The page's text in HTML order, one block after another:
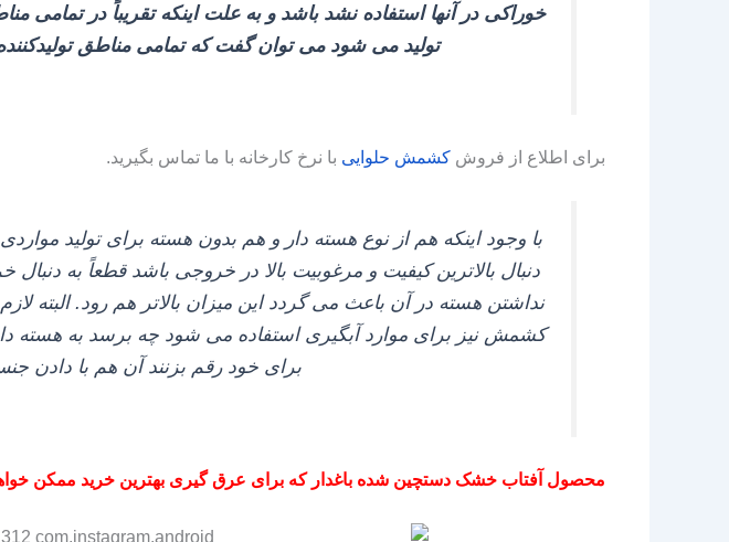
خوراکی در آنها استفاده نشد باشد و به علت اینکه تقریباً در
تولید می‌ شود می‌ توان گفت که تمامی مناطق
برای اطلاع از فروش کشمش حلوایی با نرخ کارخانه با ما تماس بگیرید.
با وجود اینکه هم از نوع هسته‌ دار و هم بدون هسته برای تولید
دنبال بالاترین کیفیت و مرغوبیت بالا در خروجی باشد قطعاً به دنبال
نداشتن هسته در آن باعث می‌ گردد این میزان بالاتر هم رود. البته
کشمش نیز برای موارد آبگیری استفاده می‌ شود چه برسد به هسته‌
برای خود رقم بزنند آن هم با دادن
محصول آفتاب خشک دستچین شده باغدار که برای عرق گیری بهترین خرید ممکن